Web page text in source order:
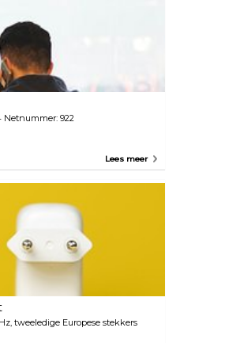
zorgt voor een
voor alle evenementen die op
gehouden.
Netnummer: 922
Lees meer
tweeledige Europese stekkers